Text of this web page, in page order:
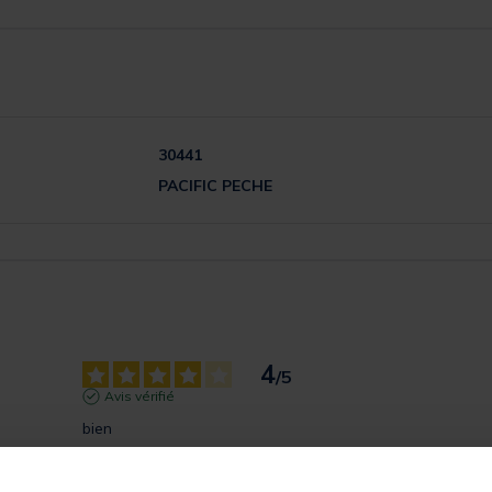
30441
PACIFIC PECHE
4/5
Avis vérifié
bien